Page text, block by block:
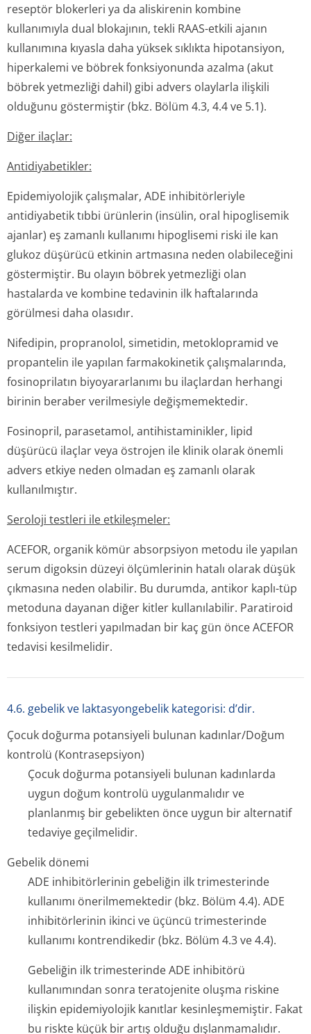
reseptör blokerleri ya da aliskirenin kombine
kullanımıyla dual blokajının, tekli RAAS-etkili ajanın
kullanımına kıyasla daha yüksek sıklıkta hipotansiyon,
hiperkalemi ve böbrek fonksiyonunda azalma (akut
böbrek yetmezliği dahil) gibi advers olaylarla ilişkili
olduğunu göstermiştir (bkz. Bölüm 4.3, 4.4 ve 5.1).
Diğer ilaçlar:
Antidiyabetikler:
Epidemiyolojik çalışmalar, ADE inhibitörleriyle
antidiyabetik tıbbi ürünlerin (insülin, oral hipoglisemik
ajanlar) eş zamanlı kullanımı hipoglisemi riski ile kan
glukoz düşürücü etkinin artmasına neden olabileceğini
göstermiştir. Bu olayın böbrek yetmezliği olan
hastalarda ve kombine tedavinin ilk haftalarında
görülmesi daha olasıdır.
Nifedipin, propranolol, simetidin, metoklopramid ve
propantelin ile yapılan farmakokinetik çalışmalarında,
fosinoprilatın biyoyararlanımı bu ilaçlardan herhangi
birinin beraber verilmesiyle değişmemektedir.
Fosinopril, parasetamol, antihistaminikler, lipid
düşürücü ilaçlar veya östrojen ile klinik olarak önemli
advers etkiye neden olmadan eş zamanlı olarak
kullanılmıştır.
Seroloji testleri ile etkileşmeler:
ACEFOR, organik kömür absorpsiyon metodu ile yapılan
serum digoksin düzeyi ölçümlerinin hatalı olarak düşük
çıkmasına neden olabilir. Bu durumda, antikor kaplı-tüp
metoduna dayanan diğer kitler kullanılabilir. Paratiroid
fonksiyon testleri yapılmadan bir kaç gün önce ACEFOR
tedavisi kesilmelidir.
4.6. gebelik ve laktasyongebelik kategorisi: d’dir.
Çocuk doğurma potansiyeli bulunan kadınlar/Doğum
kontrolü (Kontrasepsiyon)
Çocuk doğurma potansiyeli bulunan kadınlarda
uygun doğum kontrolü uygulanmalıdır ve
planlanmış bir gebelikten önce uygun bir alternatif
tedaviye geçilmelidir.
Gebelik dönemi
ADE inhibitörlerinin gebeliğin ilk trimesterinde
kullanımı önerilmemektedir (bkz. Bölüm 4.4). ADE
inhibitörlerinin ikinci ve üçüncü trimesterinde
kullanımı kontrendikedir (bkz. Bölüm 4.3 ve 4.4).
Gebeliğin ilk trimesterinde ADE inhibitörü
kullanımından sonra teratojenite oluşma riskine
ilişkin epidemiyolojik kanıtlar kesinleşmemiştir. Fakat
bu riskte küçük bir artış olduğu dışlanmamalıdır.